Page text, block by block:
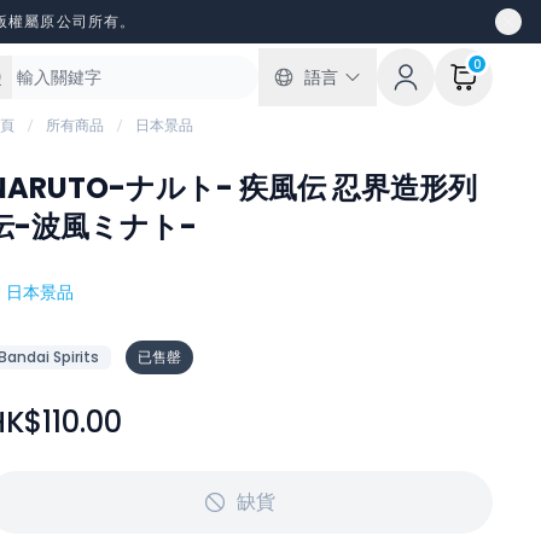
屬原公司所有。
語言
0
所有商品 日本景品
ナルト- 疾風伝 忍界造形列
-波風ミナト-
日本景品
Spirits 已售罄
缺貨